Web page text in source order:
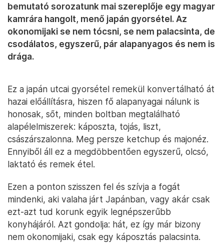
bemutató sorozatunk mai szereplője egy magyar
kamrára hangolt, menő japán gyorsétel. Az
okonomijaki se nem tócsni, se nem palacsinta, de
csodálatos, egyszerű, pár alapanyagos és nem is
drága.
Ez a japán utcai gyorsétel remekül konvertálható át
hazai előállításra, hiszen fő alapanyagai nálunk is
honosak, sőt, minden boltban megtalálható
alapélelmiszerek: káposzta, tojás, liszt,
császárszalonna. Meg persze ketchup és majonéz.
Ennyiből áll ez a megdöbbentően egyszerű, olcsó,
laktató és remek étel.
Ezen a ponton szisszen fel és szívja a fogát
mindenki, aki valaha járt Japánban, vagy akár csak
ezt-azt tud korunk egyik legnépszerűbb
konyhájáról. Azt gondolja: hát, ez így már bizony
nem okonomijaki, csak egy káposztás palacsinta.